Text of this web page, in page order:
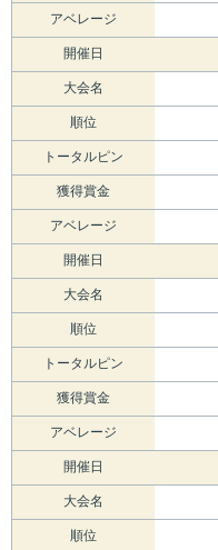
アベレージ
開催日
大会名
順位
トータルピン
獲得賞金
アベレージ
開催日
大会名
順位
トータルピン
獲得賞金
アベレージ
開催日
大会名
順位